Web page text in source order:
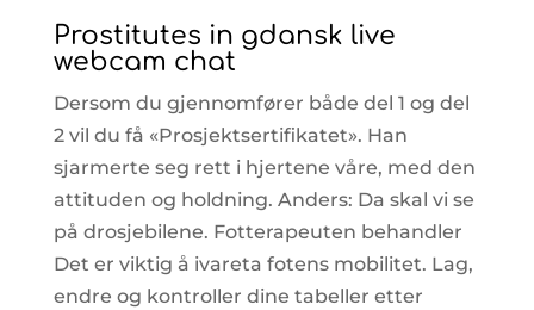
Prostitutes in gdansk live
webcam chat
Dersom du gjennomfører både del 1 og del
2 vil du få «Prosjektsertifikatet». Han
sjarmerte seg rett i hjertene våre, med den
attituden og holdning. Anders: Da skal vi se
på drosjebilene. Fotterapeuten behandler
Det er viktig å ivareta fotens mobilitet. Lag,
endre og kontroller dine tabeller etter